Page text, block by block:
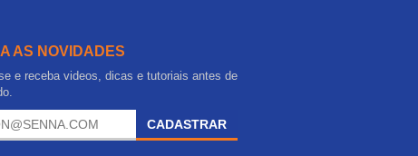
AS NOVIDADES
e receba videos, dicas e tutoriais antes de
CADASTRAR